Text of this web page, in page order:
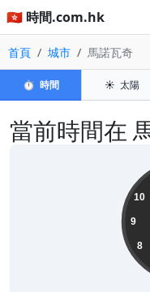
🇭🇰 時間.com.hk
首頁 城市 馬諾瓦奇
⏱️ 時間 ☀️ 太陽
當前時間在
8
9
10